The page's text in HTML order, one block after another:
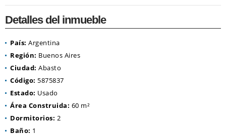
Detalles del inmueble
País: Argentina
Región: Buenos Aires
Ciudad: Abasto
Código: 5875837
Estado: Usado
Área Construida: 60 m²
Dormitorios: 2
Baño: 1